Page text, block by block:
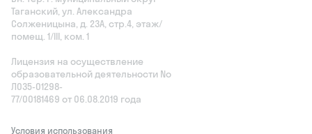
Таганский, ул. Александра
Солженицына, д. 23А, стр.4, этаж/
помещ. 1/III, ком. 1
Лицензия на осуществление
образовательной деятельности No
Л035‑01298-
77/00181469 от 06.08.2019 года
Условия использования